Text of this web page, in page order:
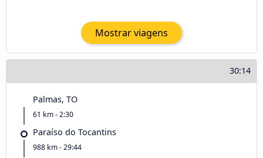
Mostrar viagens
30:14
Palmas, TO
61 km - 2:30
Paraíso do Tocantins
988 km - 29:44